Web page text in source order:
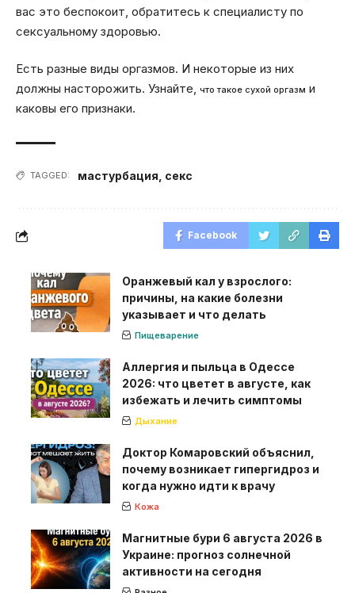
вас это беспокоит, обратитесь к специалисту по
сексуальному здоровью.
Есть разные виды оргазмов. И некоторые из них
должны насторожить. Узнайте, что такое сухой оргазм и
каковы его признаки.
TAGGED: мастурбация секс
Facebook
Оранжевый кал у взрослого:
причины, на какие болезни
указывает и что делать
Пищеварение
Аллергия и пыльца в Одессе
2026: что цветет в августе, как
избежать и лечить симптомы
Дыхание
Доктор Комаровский объяснил,
почему возникает гипергидроз и
когда нужно идти к врачу
Кожа
Магнитные бури 6 августа 2026 в
Украине: прогноз солнечной
активности на сегодня